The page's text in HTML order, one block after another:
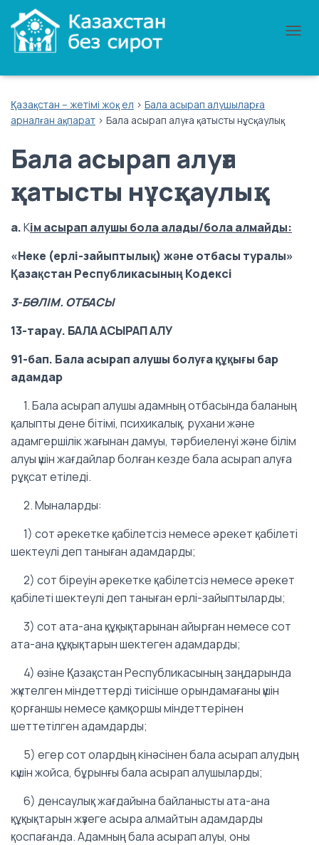
Қазақстан – жетімі жоқ ел > Бала асырап алушыларға
арналған ақпарат > Бала асырап алуға қатысты нұсқаулық
Бала асырап алуға
қатысты нұсқаулық
a.Kім асырап алушы бола алады/бола алмайды:
«Неке (ерлі-зайыптылық) және отбасы туралы»
Қазақстан Республикасының Кодексі
3-БӨЛІМ. ОТБАСЫ
13-тарау. БАЛА АСЫРАП АЛУ
91-бап. Бала асырап алушы болуға құқығы бар
адамдар
1. Бала асырап алушы адамның отбасында баланың
қалыпты дене бітімі, психикалық, рухани және
адамгершілік жағынан дамуы, тәрбиеленуi және бiлiм
алуы үшiн жағдайлар болған кезде бала асырап алуға
рұқсат етiледi.
2. Мыналарды:
1) сот әрекетке қабiлетсiз немесе әрекет қабiлетi
шектеулі деп таныған адамдарды;
2) сот біреуін әрекетке қабiлетсiз немесе әрекет
қабiлеті шектеулі деп таныған ерлi-зайыптыларды;
3) сот ата-ана құқықтарынан айырған немесе сот
ата-ана құқықтарын шектеген адамдарды;
4) өзiне Қазақстан Республикасының заңдарында
жүктелген мiндеттердi тиiсiнше орындамағаны үшiн
қорғаншы немесе қамқоршы мiндеттерінен
шеттетiлген адамдарды;
5) егер сот олардың кінәсінен бала асырап алудың
күшiн жойса, бұрынғы бала асырап алушыларды;
6) денсаулық жағдайына байланысты ата-ана
құқықтарын жүзеге асыра алмайтын адамдарды
қоспағанда. Адамның бала асырап алуы, оны